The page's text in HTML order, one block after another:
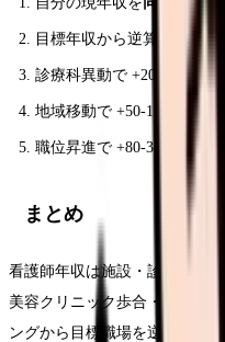
目標年収から逆算して施設
診療科異動で +20-80 万円狙
地域移動で +50-150 万円検
職位昇進で +80-300 万円設
まとめ
看護師年収は施設・診療科・
美容クリニック歩合・企業産
ングから目標職場を逆算して